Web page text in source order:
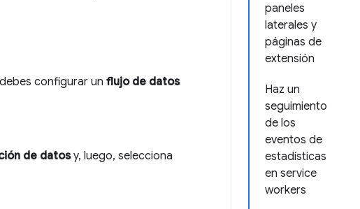
paneles
laterales y
páginas de
extensión
Haz un
seguimiento
de los
eventos de
estadísticas
en service
workers
configurar un flujo de datos
de datosy, luego, selecciona